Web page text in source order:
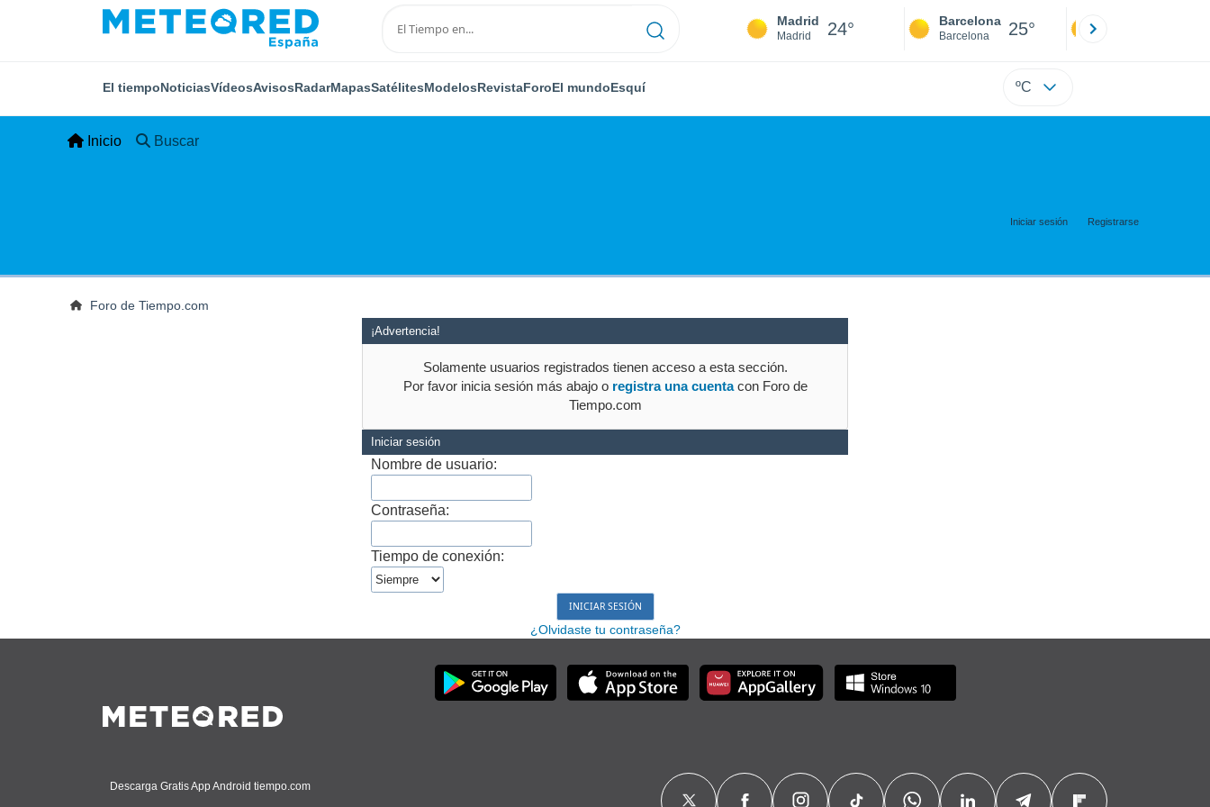
Madrid
Madrid 24° Barcelona
Barcelona 25°
El tiempoNoticiasVídeosAvisosRadarMapasSatélitesModelosRevistaForoEl mundoEsquí ºC
Inicio Buscar
Iniciar sesión Registrarse
Foro de Tiempo.com
¡Advertencia!
Solamente usuarios registrados tienen acceso a esta sección.
Por favor inicia sesión más abajo o registra una cuentacon Foro de
Tiempo.com
Iniciar sesión
Nombre de usuario:
Contraseña:
Tiempo de conexión:
¿Olvidaste tu contraseña?
Descarga Gratis App Android tiempo.com